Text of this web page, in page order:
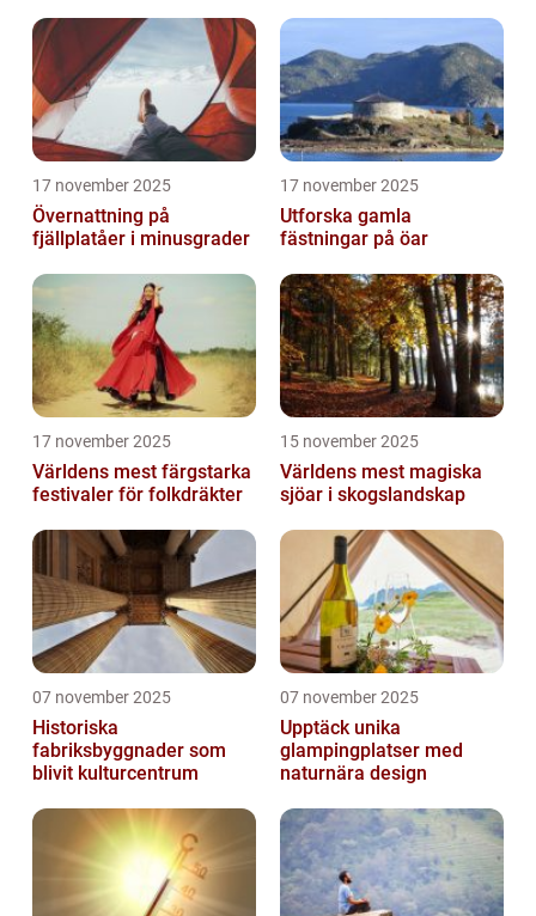
17 november 2025
Övernattning på
fjällplatåer i minusgrader
17 november 2025
Utforska gamla
fästningar på öar
17 november 2025
Världens mest färgstarka
festivaler för folkdräkter
15 november 2025
Världens mest magiska
sjöar i skogslandskap
07 november 2025
Historiska
fabriksbyggnader som
blivit kulturcentrum
07 november 2025
Upptäck unika
glampingplatser med
naturnära design